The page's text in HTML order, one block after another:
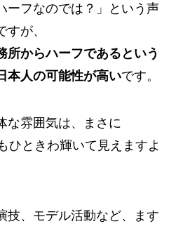
ーフなのでは？」という声
が、
所からハーフであるという
本人の可能性が高いです。
な雰囲気は、まさに
ひときわ輝いて見えますよ
技、モデル活動など、ます